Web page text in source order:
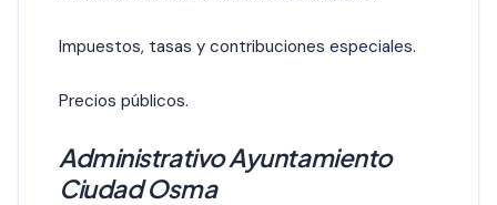
Impuestos, tasas y contribuciones especiales.
Precios públicos.
Administrativo Ayuntamiento
Ciudad Osma